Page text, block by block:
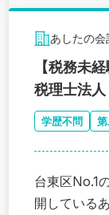
あしたの会
【税務未
税理士法人
学歴不問
台東区No.1
開している